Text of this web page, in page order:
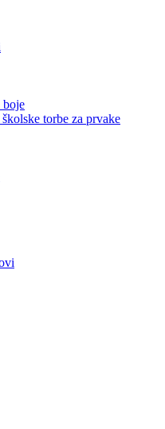
boje
torbe za prvake